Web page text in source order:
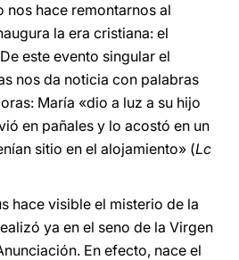
nos hace remontarnos al
la era cristiana: el
este evento singular el
nos da noticia con palabras
María «dio a luz a su hijo
en pañales y lo acostó en un
sitio en el alojamiento» (Lc
hace visible el misterio de la
ya en el seno de la Virgen
En efecto, nace el